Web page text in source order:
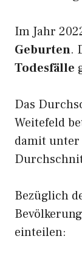
Im Jahr
Geburten.
Todesfälle
Das
Weitefeld
damit unter
Bezüglich
einteilen: